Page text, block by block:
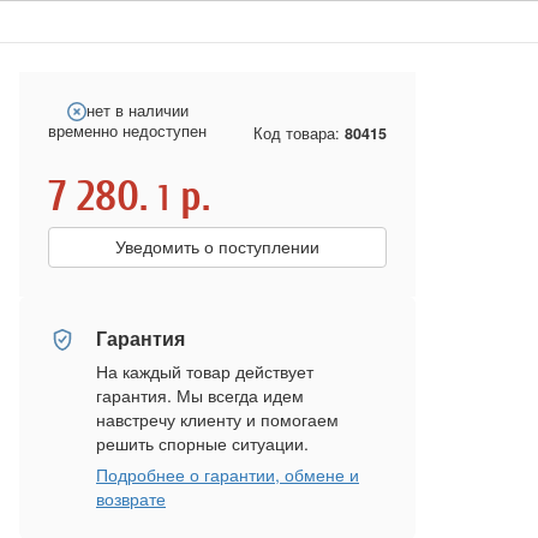
нет в наличии
временно недоступен
Код товара: 80415
7 280. 1 р.
Уведомить о поступлении
Гарантия
На каждый товар действует
гарантия. Мы всегда идем
навстречу клиенту и помогаем
решить спорные ситуации.
Подробнее о гарантии, обмене и
возврате